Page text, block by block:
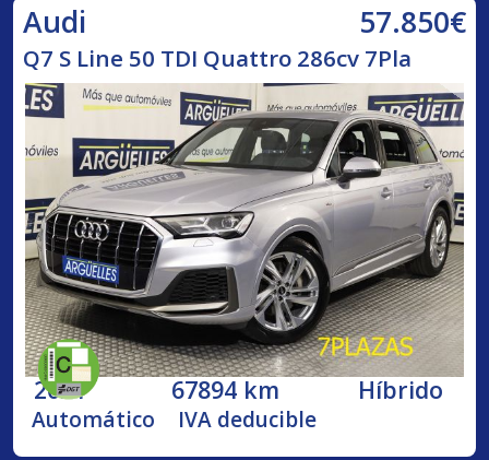
Audi 57.850€
Q7 S Line 50 TDI Quattro 286cv 7Pla
2021 67894 km Híbrido
Automático IVA deducible